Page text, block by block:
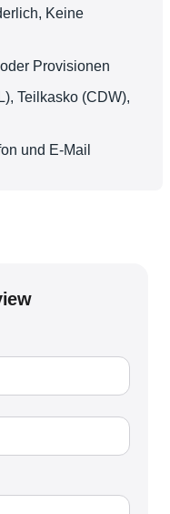
Keine
Provisionen
Teilkasko (CDW),
und E-Mail